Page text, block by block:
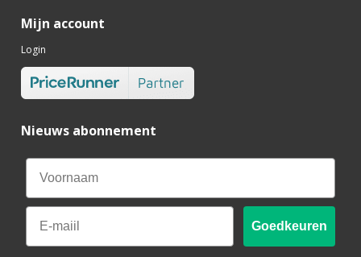
Mijn account
Login
Nieuws abonnement
Email
Goedkeuren